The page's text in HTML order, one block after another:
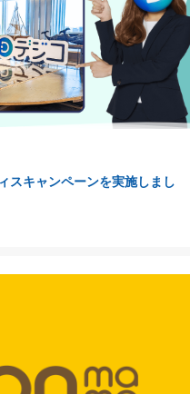
スキャンペーンを実施しまし